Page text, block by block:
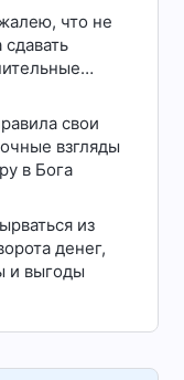
что не
сдавать
свои
взгляды
в Бога
из
денег,
и выгоды